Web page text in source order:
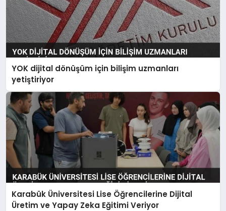
YOK dijital dönüşüm için bilişim uzmanları
yetiştiriyor
Karabük Üniversitesi Lise Öğrencilerine Dijital
Üretim ve Yapay Zeka Eğitimi Veriyor